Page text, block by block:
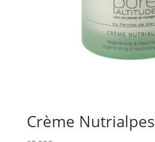
Crème Nutrialpes